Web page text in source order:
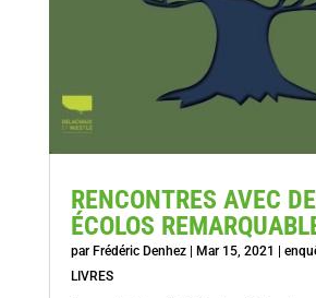
RENCONTRES AVEC
ÉCOLOS
par Frédéric Denhez| Mar 15, 2021
LIVRES